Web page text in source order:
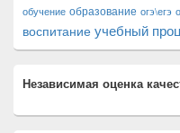
обучение образование огэ\егэ
воспитание учебный
Независимая оценка